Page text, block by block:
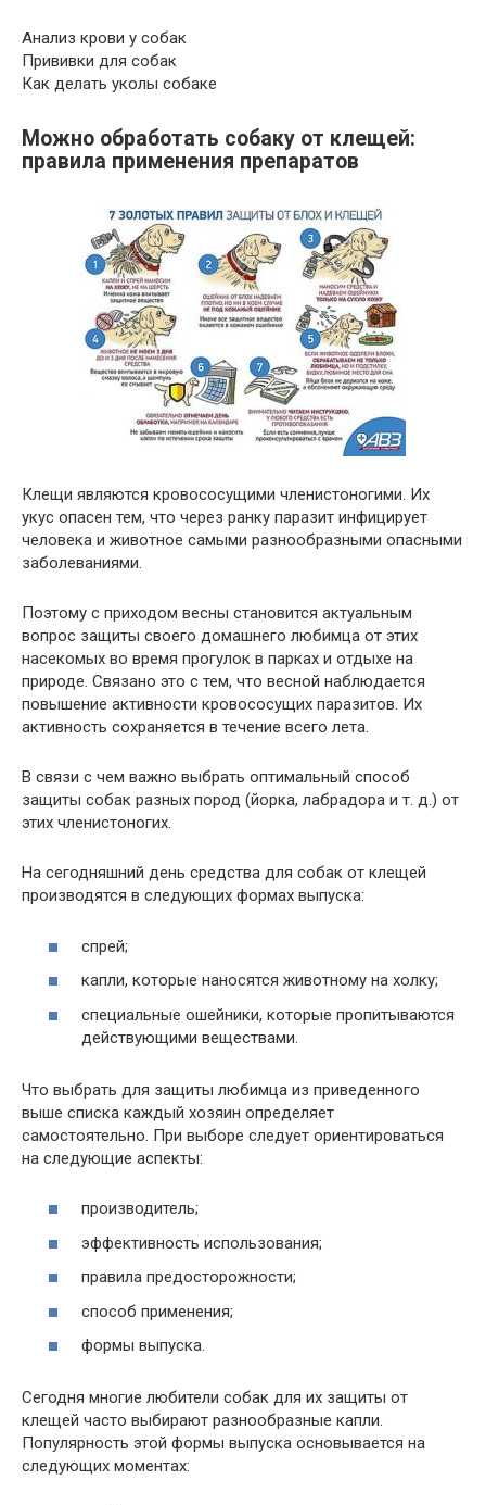
Анализ крови у собак
Прививки для собак
Как делать уколы собаке
Можно обработать собаку от клещей:
правила применения препаратов
Клещи являются кровососущими членистоногими. Их
укус опасен тем, что через ранку паразит инфицирует
человека и животное самыми разнообразными опасными
заболеваниями.
Поэтому с приходом весны становится актуальным
вопрос защиты своего домашнего любимца от этих
насекомых во время прогулок в парках и отдыхе на
природе. Связано это с тем, что весной наблюдается
повышение активности кровососущих паразитов. Их
активность сохраняется в течение всего лета.
В связи с чем важно выбрать оптимальный способ
защиты собак разных пород (йорка, лабрадора и т. д.) от
этих членистоногих.
На сегодняшний день средства для собак от клещей
производятся в следующих формах выпуска:
спрей;
капли, которые наносятся животному на холку;
специальные ошейники, которые пропитываются
действующими веществами.
Что выбрать для защиты любимца из приведенного
выше списка каждый хозяин определяет
самостоятельно. При выборе следует ориентироваться
на следующие аспекты:
производитель;
эффективность использования;
правила предосторожности;
способ применения;
формы выпуска.
Сегодня многие любители собак для их защиты от
клещей часто выбирают разнообразные капли.
Популярность этой формы выпуска основывается на
следующих моментах: